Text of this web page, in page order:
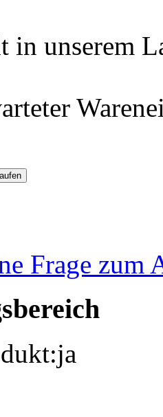
in unserem
Frage zum
ja